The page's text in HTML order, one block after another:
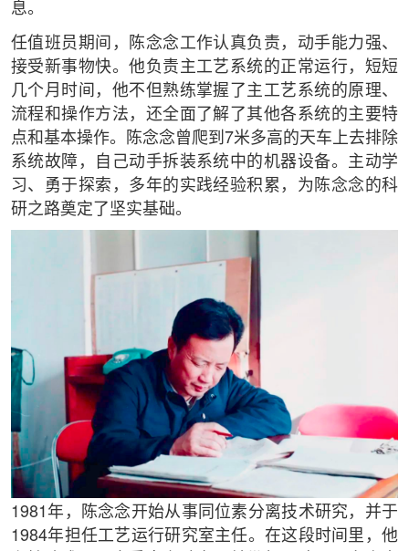
息。
任值班员期间，陈念念工作认真负责，动手能力强、
接受新事物快。他负责主工艺系统的正常运行，短短
几个月时间，他不但熟练掌握了主工艺系统的原理、
流程和操作方法，还全面了解了其他各系统的主要特
点和基本操作。陈念念曾爬到7米多高的天车上去排除
系统故障，自己动手拆装系统中的机器设备。主动学
习、勇于探索，多年的实践经验积累，为陈念念的科
研之路奠定了坚实基础。
1981年，陈念念开始从事同位素分离技术研究，并于
1984年担任工艺运行研究室主任。在这段时间里，他